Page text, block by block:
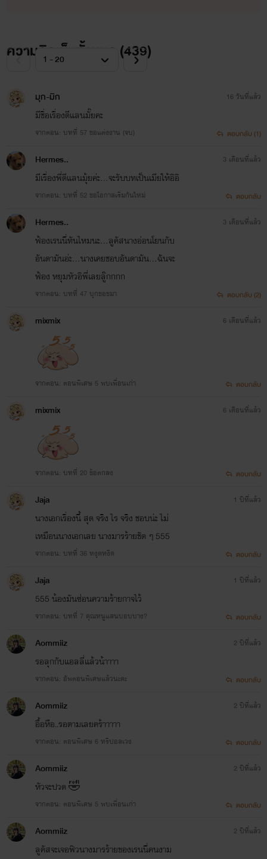
ความคิดเห็นทั้งหมด (439)
มุก-มิก
มีชื่อเรื่องดีแลนมั๊ยคะ
จากตอน: บทที่ 57 ขอแต่งงาน (จบ)
16 วันที่แล้ว
ตอบกลับ (1)
Hermes..
มีเรื่องพี่ดีแลนมุ้ยค่ะ...จะรับบทเป็นเมียให้อิอิ
จากตอน: บทที่ 52 ขอโอกาสเริ่มกันใหม่
3 เดือนที่แล้ว
ตอบกลับ
Hermes..
ฟ้องเรนนี่ทันไหมนะ...ลูคัสนางอ่อนโยนกับ
อันดามันอ่ะ...นางเคยชอบอันดามัน...ฉันจะ
ฟ้อง หยุมหัวอิพี่เลยลู๊กกกก
จากตอน: บทที่ 47 บุกขอขมา
3 เดือนที่แล้ว
ตอบกลับ (2)
mixmix
จากตอน: ตอนพิเศษ 5 พบเพื่อนเก่า
6 เดือนที่แล้ว
ตอบกลับ
mixmix
จากตอน: บทที่ 20 ข้อตกลง
6 เดือนที่แล้ว
ตอบกลับ
Jaja
นางเอกเรื่องนี้ สุด จริง ไร จริง ชอบน่ะ ไม่
เหมือนนางเอกเลย นางมารร้ายชัด ๆ 555
จากตอน: บทที่ 36 หงุดหงิด
1 ปีที่แล้ว
ตอบกลับ
Jaja
555 น้องมันซ่อนความร้ายกาจไว้
จากตอน: บทที่ 7 คุณหนูแสนบอบบาง?
1 ปีที่แล้ว
ตอบกลับ
Aommiiz
รอลุกกับแอลลี่แล้วน้าาาา
จากตอน: อัพตอนพิเศษแล้วนะคะ
2 ปีที่แล้ว
ตอบกลับ
Aommiiz
อื้อหือ..รอตามเลยคร้าาาาา
จากตอน: ตอนพิเศษ 6 ทริปอลเวง
2 ปีที่แล้ว
ตอบกลับ
Aommiiz
หัวจะปวด 🤣
จากตอน: ตอนพิเศษ 5 พบเพื่อนเก่า
2 ปีที่แล้ว
ตอบกลับ
Aommiiz
ลูคัสจะเจอฟิวนางมารร้ายของเรนนี่คนงาม
2 ปีที่แล้ว